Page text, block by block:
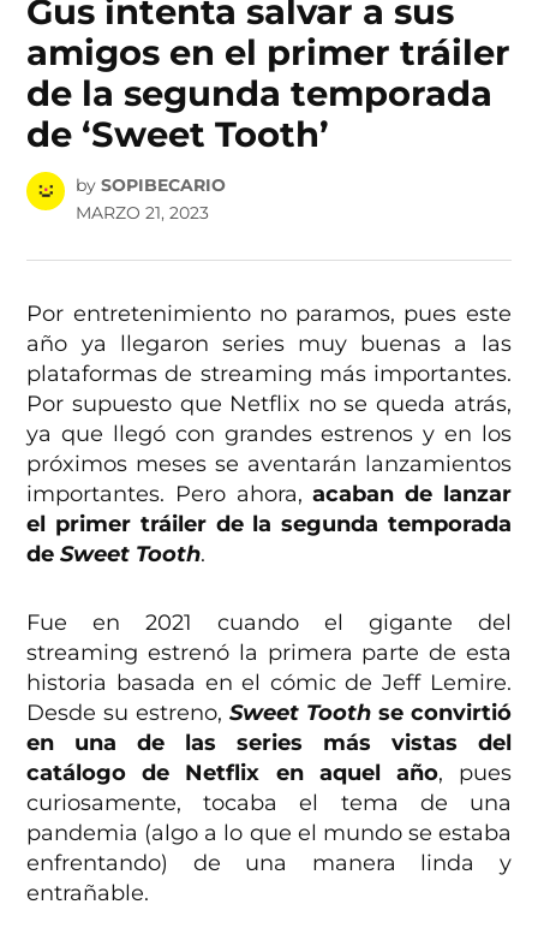
Gus intenta salvar a sus
amigos en el primer tráiler
de la segunda temporada
de ‘Sweet Tooth’
by SOPIBECARIO
MARZO 21, 2023
Por entretenimiento no paramos, pues este
año ya llegaron series muy buenas a las
plataformas de streaming más importantes.
Por supuesto que Netflix no se queda atrás,
ya que llegó con grandes estrenos y en los
próximos meses se aventarán lanzamientos
importantes. Pero ahora,acaban de lanzar
el primer tráiler de la segunda temporada
deSweet Tooth.
Fue en 2021 cuando el gigante del
streaming estrenó la primera parte de esta
historia basada en el cómic de Jeff Lemire.
Desde su estreno, Sweet Toothse convirtió
en una de las series más vistas del
catálogo de Netflix en aquel año, pues
curiosamente, tocaba el tema de una
pandemia (algo a lo que el mundo se estaba
enfrentando) de una manera linda y
entrañable.